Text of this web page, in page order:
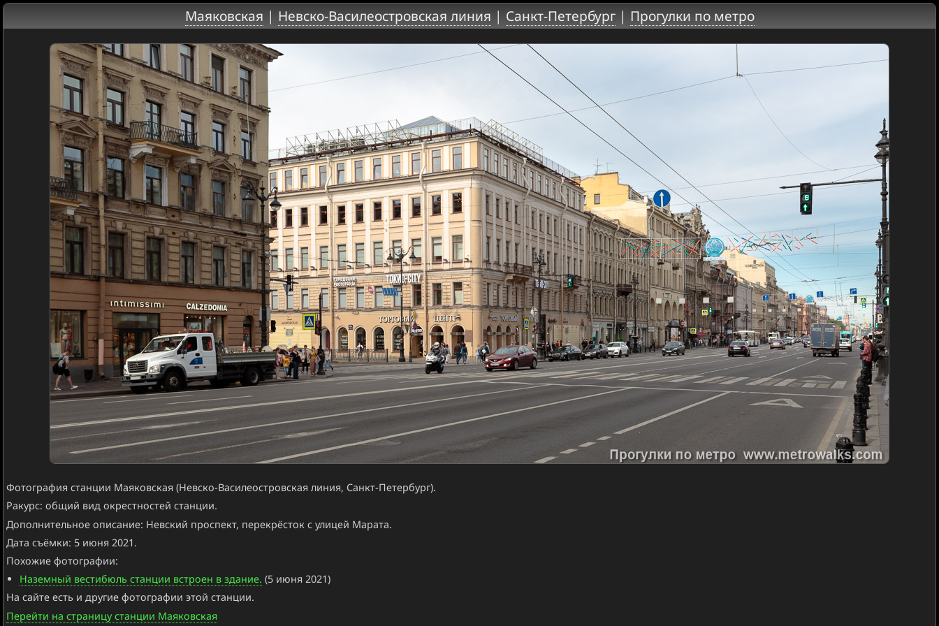
Маяковская | Невско-Василеостровская линия | Санкт-Петербург| Прогулки по метро
Фотография станции Маяковская (Невско-Василеостровская линия, Санкт-Петербург).
Ракурс: общий вид окрестностей станции.
Дополнительное описание: Невский проспект, перекрёсток с улицей Марата.
Дата съёмки: 5 июня 2021.
Похожие фотографии:
Наземный вестибюль станции встроен в здание. (5 июня 2021)
На сайте есть и другие фотографии этой станции.
Перейти на страницу станции Маяковская